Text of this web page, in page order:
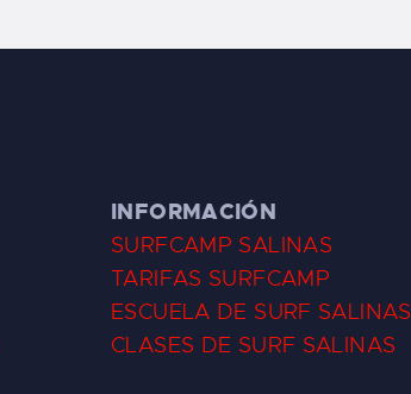
INFORMACIÓN
SURFCAMP SALINAS
TARIFAS SURFCAMP
ESCUELA DE SURF SALINAS
CLASES DE SURF SALINAS